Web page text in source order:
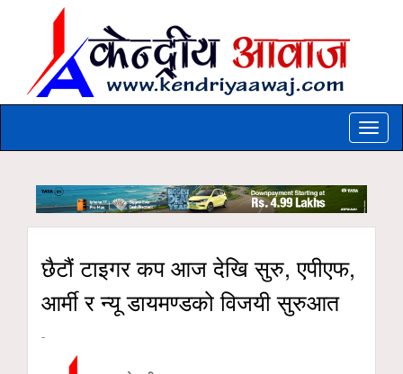
Toggle
छैटौं टाइगर कप आज देखि सुरु, एपीएफ,
आर्मी र न्यू डायमण्डको विजयी सुरुआत
-